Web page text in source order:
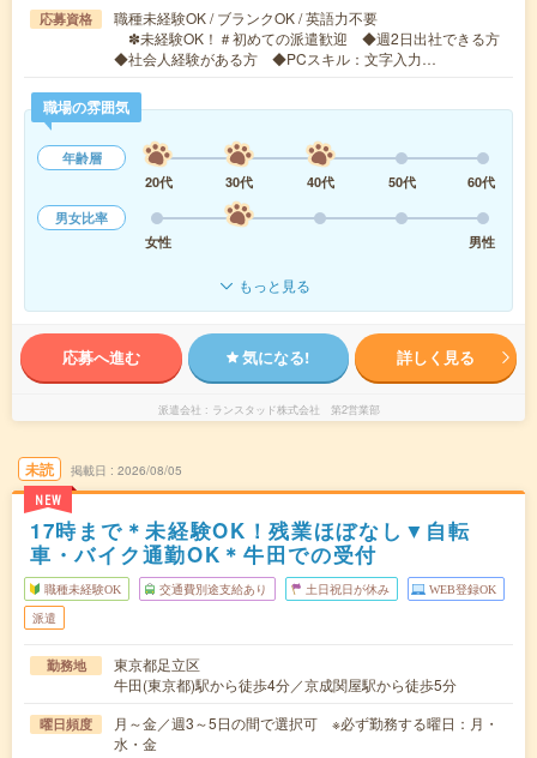
応募資格
職種未経験OK / ブランクOK / 英語力不要
✽未経験OK！＃初めての派遣歓迎 ◆週2日出社できる方
◆社会人経験がある方 ◆PCスキル：文字入力…
職場の雰囲気
年齢層
20代
30代 40代 50代
60代
男女比率
女性
男性
もっと見る
応募へ進む 気になる! 詳しく見る
派遣会社 ランスタッド株式会社 第2営業部
未読
NEW
掲載日 2026/08/05
17時まで＊未経験OK！残業ほぼなし▼自転
車・バイク通勤OK＊牛田での受付
職種未経験OK 交通費別途支給あり 土日祝日が休み WEB登録OK
派遣
勤務地
東京都足立区
牛田(東京都)駅から徒歩4分／京成関屋駅から徒歩5分
曜日頻度
月～金／週3～5日の間で選択可 ※必ず勤務する曜日：月・
水・金